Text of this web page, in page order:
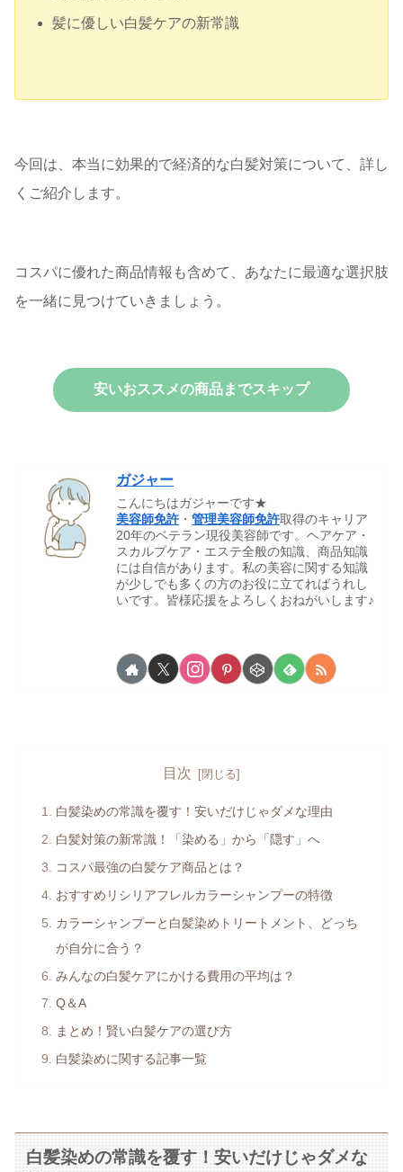
髪に優しい白髪ケアの新常識
今回は、本当に効果的で経済的な白髪対策について、詳し
くご紹介します。
コスパに優れた商品情報も含めて、あなたに最適な選択肢
を一緒に見つけていきましょう。
安いおススメの商品までスキップ
ガジャー
こんにちはガジャーです★
美容師免許 ・管理美容師免許取得のキャリア
20年のベテラン現役美容師です。ヘアケア・
スカルプケア・エステ全般の知識、商品知識
には自信があります。私の美容に関する知識
が少しでも多くの方のお役に立てればうれし
いです。皆様応援をよろしくおねがいします♪
目次
白髪染めの常識を覆す！安いだけじゃダメな理由
白髪対策の新常識！「染める」から「隠す」へ
コスパ最強の白髪ケア商品とは？
おすすめリシリアフレルカラーシャンプーの特徴
カラーシャンプーと白髪染めトリートメント、どっち
が自分に合う？
みんなの白髪ケアにかける費用の平均は？
Q＆A
まとめ！賢い白髪ケアの選び方
白髪染めに関する記事一覧
白髪染めの常識を覆す！安いだけじゃダメな